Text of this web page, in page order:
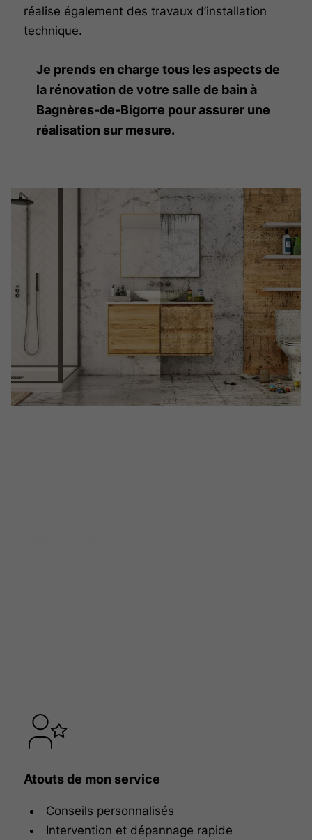
réalise également des travaux d’installation
technique.
Je prends en charge tous les aspects de
la rénovation de votre salle de bain à
Bagnères-de-Bigorre pour assurer une
réalisation sur mesure.
Atouts de mon service
Conseils personnalisés
Intervention et dépannage rapide